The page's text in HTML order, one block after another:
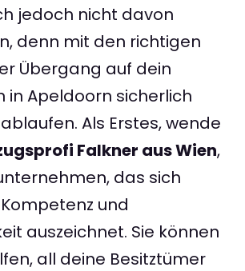
jedoch nicht davon
denn mit den richtigen
Übergang auf dein
in Apeldoorn sicherlich
Als Erstes, wende
Falkner aus Wien,
das sich
und
auszeichnet. Sie können
all deine Besitztümer